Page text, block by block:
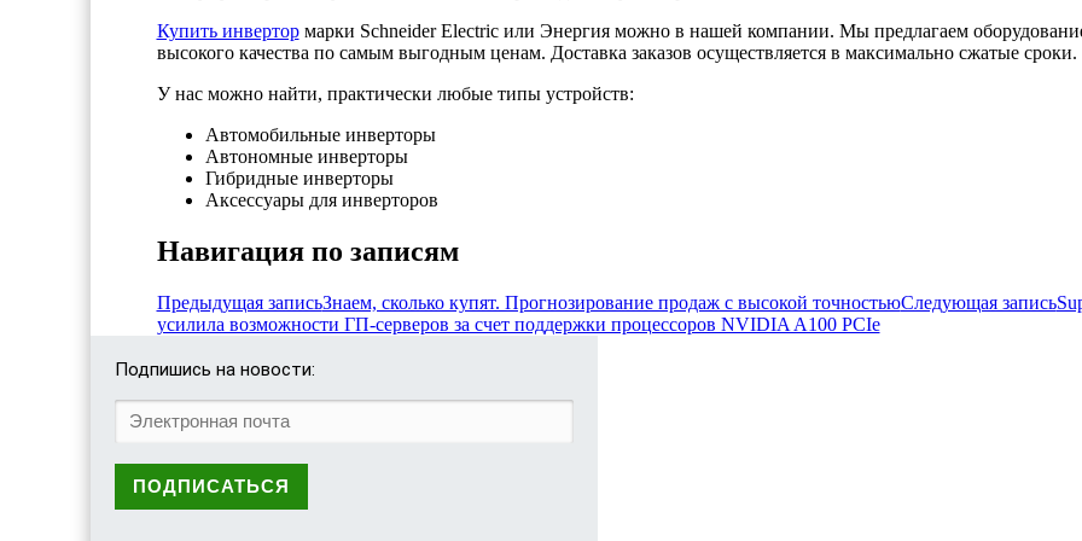
Купить инвертормарки Schneider Electric или Энергия можно в нашей компании. Мы предлагаем
высокого качества по самым выгодным ценам. Доставка заказов осуществляется в максимально сжатые сроки.
У нас можно найти, практически любые типы устройств:
Автомобильные инверторы
Автономные инверторы
Гибридные инверторы
Аксессуары для инверторов
Навигация по записям
Предыдущая записьЗнаем, сколько купят. Прогнозирование продаж с высокой точностьюСледующая запись
усилила возможности ГП-серверов за счет поддержки процессоров NVIDIA A100 PCIe
Подпишись на новости: